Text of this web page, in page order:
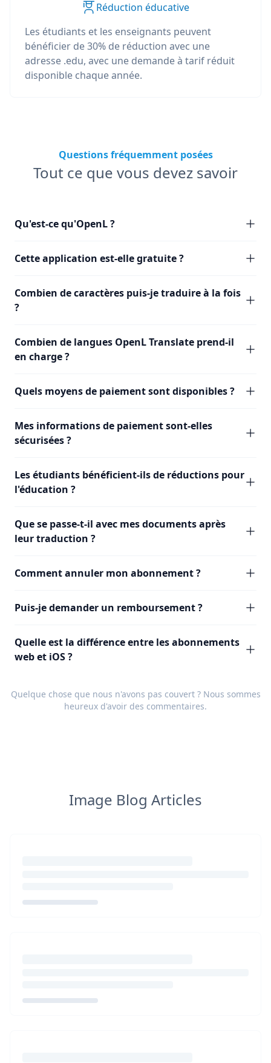
Réduction éducative
Les étudiants et les enseignants peuvent
bénéficier de 30% de réduction avec une
adresse .edu, avec une demande à tarif réduit
disponible chaque année.
Questions fréquemment posées
Tout ce que vous devez savoir
Qu'est-ce qu'OpenL ?
Cette application est-elle gratuite ?
Combien de caractères puis-je traduire à la fois
?
Combien de langues OpenL Translate prend-il
en charge ?
Quels moyens de paiement sont disponibles ?
Mes informations de paiement sont-elles
sécurisées ?
Les étudiants bénéficient-ils de réductions pour
l'éducation ?
Que se passe-t-il avec mes documents après
leur traduction ?
Comment annuler mon abonnement ?
Puis-je demander un remboursement ?
Quelle est la différence entre les abonnements
web et iOS ?
Quelque chose que nous n'avons pas couvert ? Nous sommes
heureux d'avoir des commentaires.
Image Blog Articles